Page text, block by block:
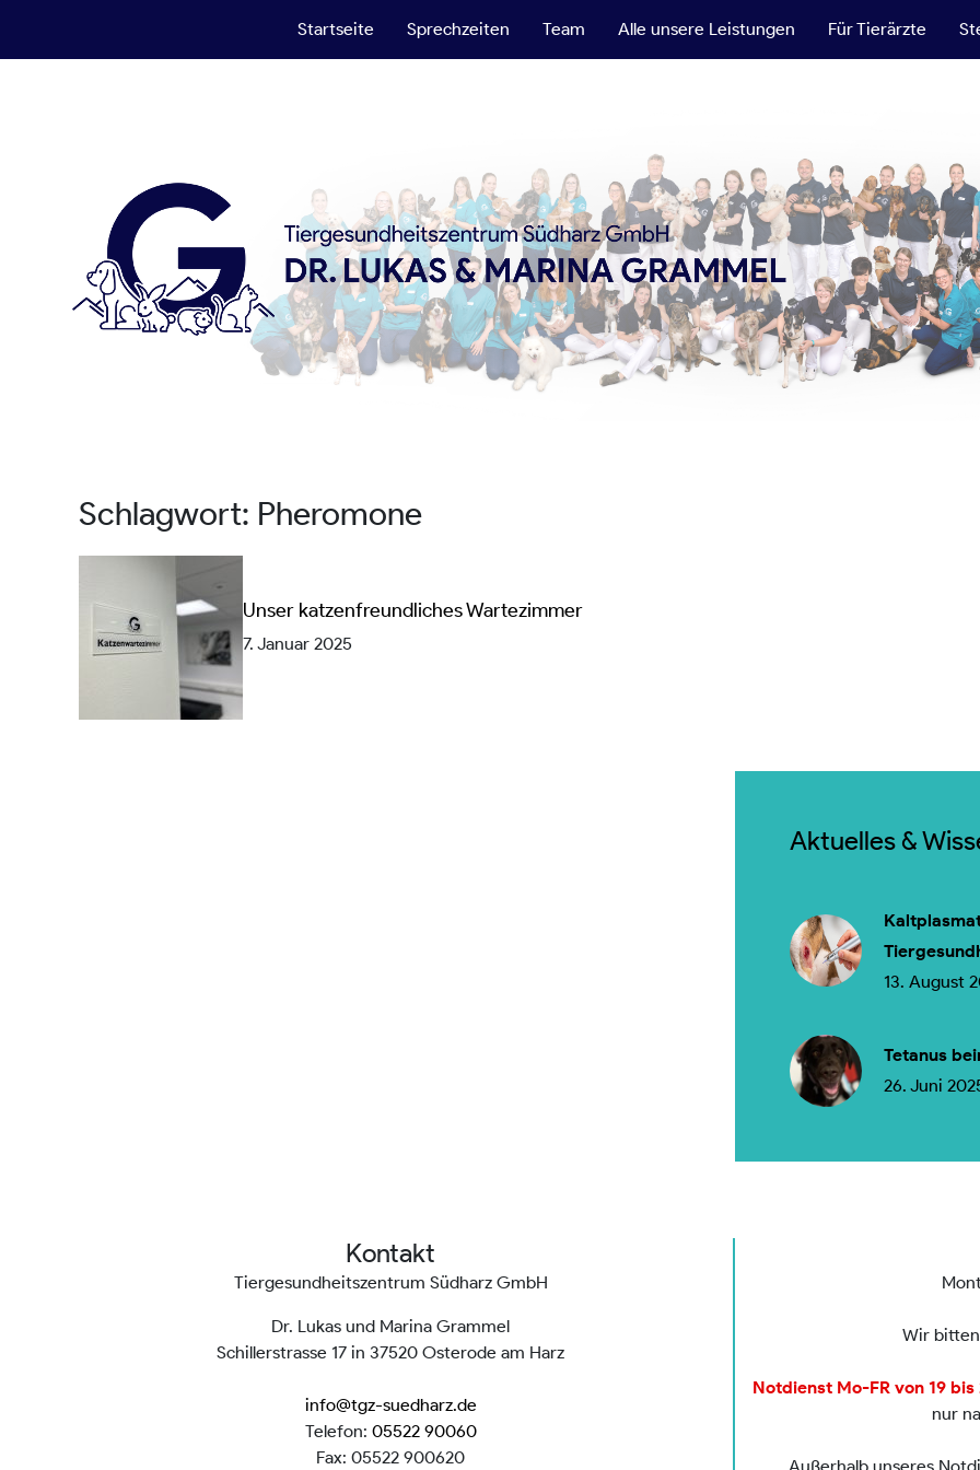
Startseite Sprechzeiten Team Alle unsere Leistungen Für Tierärzte
Schlagwort: Pheromone
Unser katzenfreundliches Wartezimmer
7. Januar 2025
Aktuelles &
13. August
Tetanus
26. Juni
Kontakt
Tiergesundheitszentrum Südharz GmbH
Dr. Lukas und Marina Grammel
Schillerstrasse 17 in 37520 Osterode am Harz
info@tgz-suedharz.de
Telefon: 05522 90060
Fax: 05522 900620
Wir
Notdienst Mo-FR von 19
nur